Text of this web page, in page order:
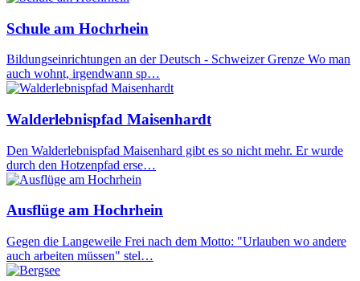
Schule am Hochrhein
Bildungseinrichtungen an der Deutsch - Schweizer Grenze Wo man
auch wohnt, irgendwann sp…
Walderlebnispfad Maisenhardt
Den Walderlebnispfad Maisenhard gibt es so nicht mehr. Er wurde
durch den Hotzenpfad erse…
Ausflüge am Hochrhein
Gegen die Langeweile Frei nach dem Motto: "Urlauben wo andere
auch arbeiten müssen" stel…